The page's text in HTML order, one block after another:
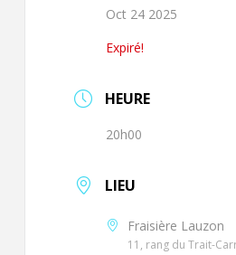
Oct 24 2025
Expiré!
HEURE
20h00
LIEU
Fraisière Lauzon
11, rang du Trait-